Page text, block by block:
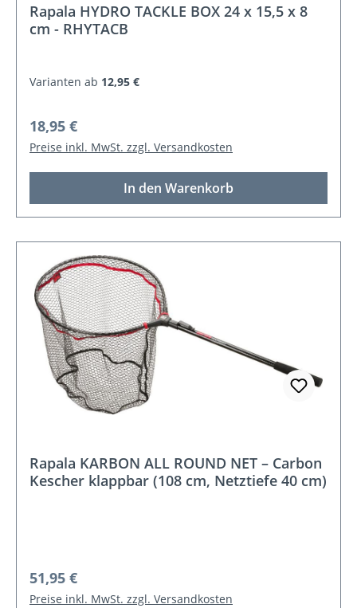
Rapala HYDRO TACKLE BOX 24 x 15,5 x 8
cm - RHYTACB
Varianten ab 12,95 €
Regulärer Preis:
18,95 €
Preise inkl. MwSt. zzgl. Versandkosten
In den Warenkorb
Rapala KARBON ALL ROUND NET – Carbon
Kescher klappbar (108 cm, Netztiefe 40 cm)
Regulärer Preis:
51,95 €
Preise inkl. MwSt. zzgl. Versandkosten